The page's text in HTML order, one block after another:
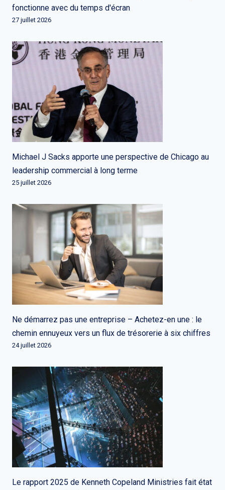
fonctionne avec du temps d'écran
27 juillet 2026
Michael J Sacks apporte une perspective de Chicago au
leadership commercial à long terme
25 juillet 2026
Ne démarrez pas une entreprise – Achetez-en une : le
chemin ennuyeux vers un flux de trésorerie à six chiffres
24 juillet 2026
Le rapport 2025 de Kenneth Copeland Ministries fait état